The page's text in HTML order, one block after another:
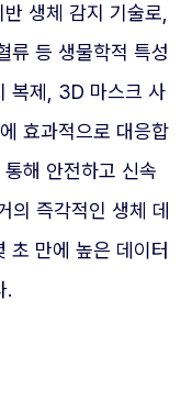
생체 감지 기술로,
류 등 생물학적 특성
복제, 3D 마스크 사
효과적으로 대응합
해 안전하고 신속
의 즉각적인 생체 데
초 만에 높은 데이터
.